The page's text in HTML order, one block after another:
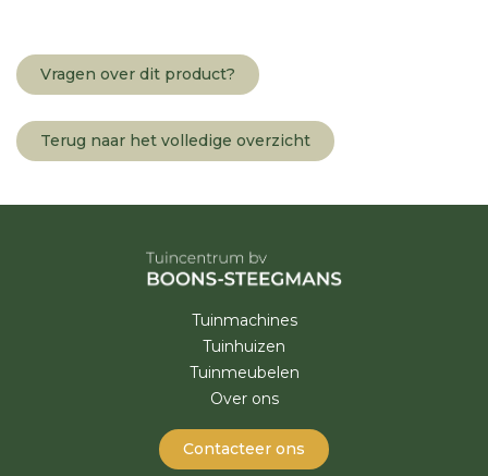
Vragen over dit product?
Terug naar het volledige overzicht
Tuinmachines
Tuinhuizen
Tuinmeubelen
Over ons
Contacteer ons